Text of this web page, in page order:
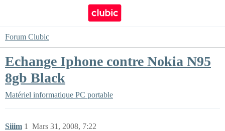
Forum Clubic
Echange Iphone contre Nokia N95
8gb Black
Matériel informatique PC portable
Siiim Mars 31, 2008, 7:22
1